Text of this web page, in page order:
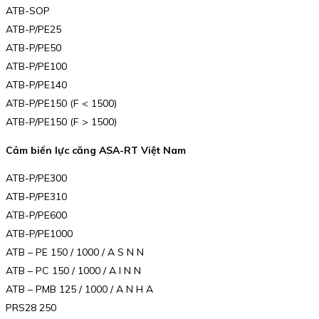
ATB-SOP
ATB-P/PE25
ATB-P/PE50
ATB-P/PE100
ATB-P/PE140
ATB-P/PE150 (F < 1500)
ATB-P/PE150 (F > 1500)
Cảm biến lực căng ASA-RT Việt Nam
ATB-P/PE300
ATB-P/PE310
ATB-P/PE600
ATB-P/PE1000
ATB – PE 150 / 1000 / A S N N
ATB – PC 150 / 1000 / A I N N
ATB – PMB 125 / 1000 / A N H A
PRS28 250